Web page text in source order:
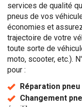
services de qualité
pneus de vos
économies et
trajectoire de votre
toute sorte de
moto, scooter, etc.).
pour :
Réparation
Changement